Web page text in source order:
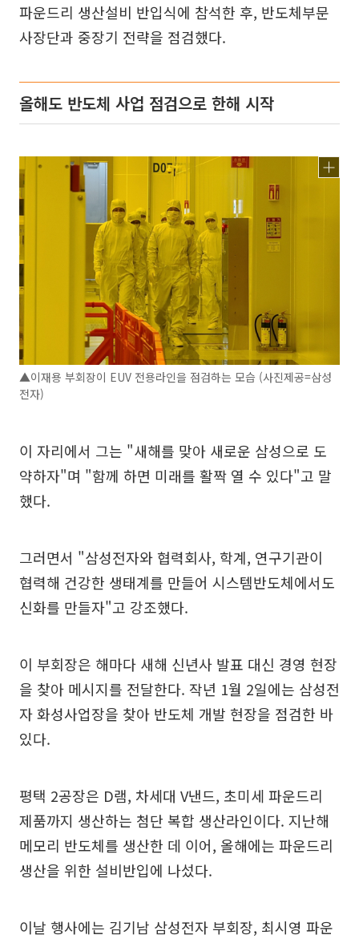
파운드리 생산설비 반입식에 참석한 후, 반도체부문
사장단과 중장기 전략을 점검했다.
올해도 반도체 사업 점검으로 한해 시작
▲이재용 부회장이 EUV 전용라인을 점검하는 모습 (사진제공=삼성
전자)
이 자리에서 그는 "새해를 맞아 새로운 삼성으로 도
약하자"며 "함께 하면 미래를 활짝 열 수 있다"고 말
했다.
그러면서 "삼성전자와 협력회사, 학계, 연구기관이
협력해 건강한 생태계를 만들어 시스템반도체에서도
신화를 만들자"고 강조했다.
이 부회장은 해마다 새해 신년사 발표 대신 경영 현장
을 찾아 메시지를 전달한다. 작년 1월 2일에는 삼성전
자 화성사업장을 찾아 반도체 개발 현장을 점검한 바
있다.
평택 2공장은 D램, 차세대 V낸드, 초미세 파운드리
제품까지 생산하는 첨단 복합 생산라인이다. 지난해
메모리 반도체를 생산한 데 이어, 올해에는 파운드리
생산을 위한 설비반입에 나섰다.
이날 행사에는 김기남 삼성전자 부회장, 최시영 파운